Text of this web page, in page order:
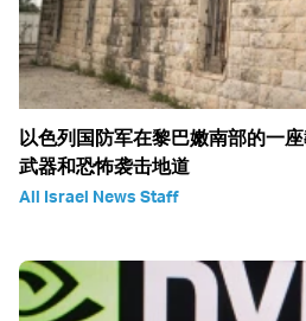
以色列国防军在黎巴嫩南部的一
武器和恐怖袭击地道
All Israel News Staff